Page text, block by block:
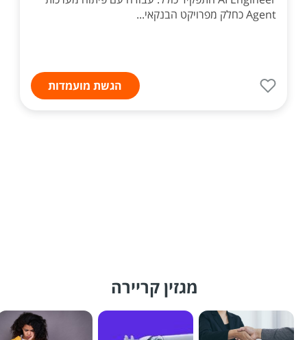
Agent כחלק מפרויקט הבנקאי...
הגשת מועמדות
מגזין קריירה